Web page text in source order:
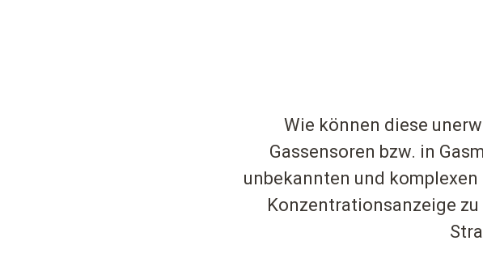
Wie können diese
Gassensoren bzw. in
unbekannten und
Konzentrationsanzeige